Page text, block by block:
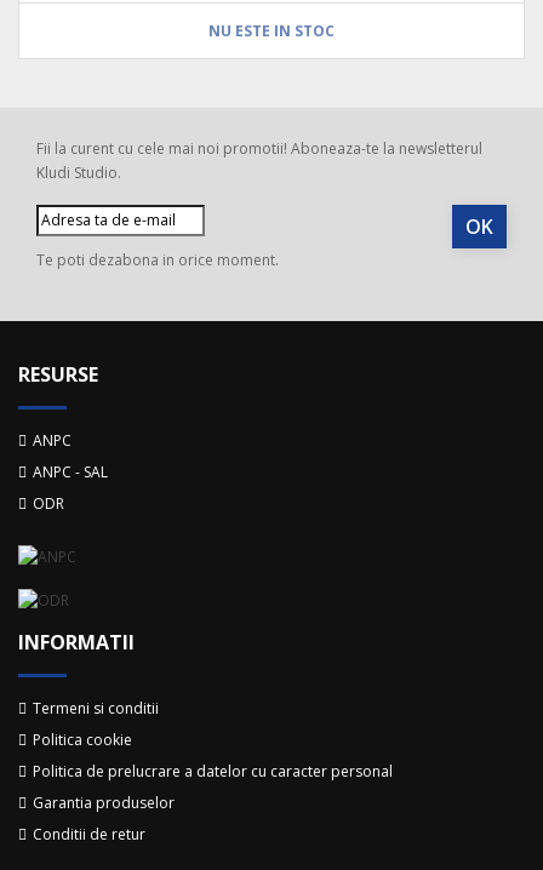
NU ESTE IN STOC
Fii la curent cu cele mai noi promotii! Aboneaza-te la newsletterul
Kludi Studio.
Te poti dezabona in orice moment.
RESURSE
ANPC
ANPC - SAL
ODR
INFORMATII
Termeni si conditii
Politica cookie
Politica de prelucrare a datelor cu caracter personal
Garantia produselor
Conditii de retur